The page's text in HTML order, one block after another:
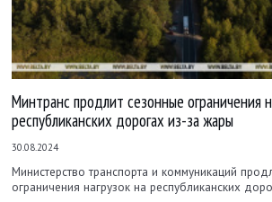
Минтранс продлит сезонные ограничения
республиканских дорогах из-за жары
30.08.2024
Министерство транспорта и коммуникаций
ограничения нагрузок на республиканских